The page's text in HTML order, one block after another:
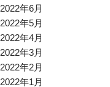
2022年6月
2022年5月
2022年4月
2022年3月
2022年2月
2022年1月